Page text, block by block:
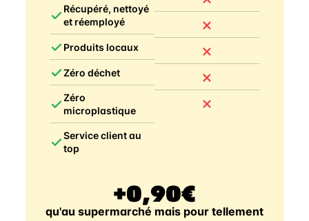
Récupéré, nettoyé
et réemployé
Produits locaux
Zéro déchet
Zéro
microplastique
Service client au
top
+0,90€
qu'au supermarché mais pour tellement